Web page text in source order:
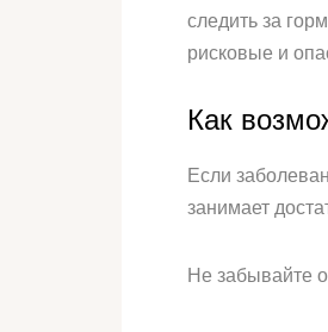
следить за
рисковые и
Как
Если
занимает
Не забывайте